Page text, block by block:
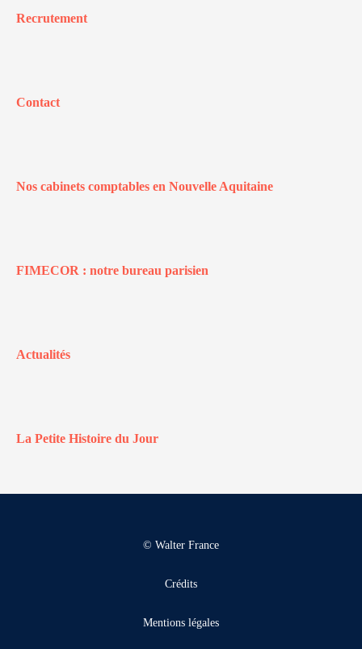
Recrutement
Contact
Nos cabinets comptables en Nouvelle Aquitaine
FIMECOR : notre bureau parisien
Actualités
La Petite Histoire du Jour
© Walter France
Crédits
Mentions légales